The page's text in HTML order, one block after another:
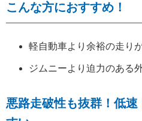
こんな方におすすめ！
軽自動車より余裕の走り
ジムニーより迫力のある
悪路走破性も抜群！低